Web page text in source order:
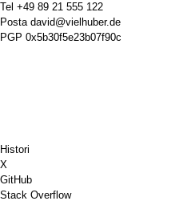
Tel +49 89 21 555 122
Posta david@vielhuber.de
PGP 0x5b30f5e23b07f90c
Histori
X
GitHub
Stack Overflow